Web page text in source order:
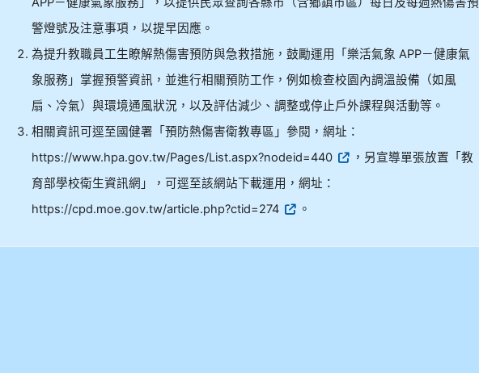
911王祉傑
911張 婷
912彭子宸
警燈號及注意事項，以提早因應。
為提升教職員工生瞭解熱傷害預防與急救措施，鼓勵運用「樂活氣象 APP－健康氣
象服務」掌握預警資訊，並進行相關預防工作，例如檢查校園內調溫設備（如風
扇、冷氣）與環境通風狀況，以及評估減少、調整或停止戶外課程與活動等。
相關資訊可逕至國健署「預防熱傷害衛教專區」參閱，網址：
https://www.hpa.gov.tw/Pages/List.aspx?nodeid=440
，另宣導單張放置「教
育部學校衛生資訊網」，可逕至該網站下載運用，網址：
https://cpd.moe.gov.tw/article.php?ctid=274
。